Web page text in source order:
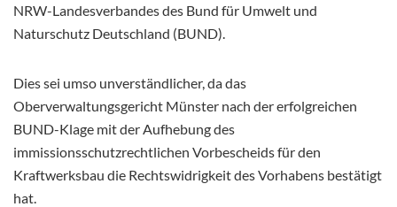
NRW-Landesverbandes des Bund für Umwelt und
Naturschutz Deutschland (BUND).
Dies sei umso unverständlicher, da das
Oberverwaltungsgericht Münster nach der erfolgreichen
BUND-Klage mit der Aufhebung des
immissionsschutzrechtlichen Vorbescheids für den
Kraftwerksbau die Rechtswidrigkeit des Vorhabens bestätigt
hat.